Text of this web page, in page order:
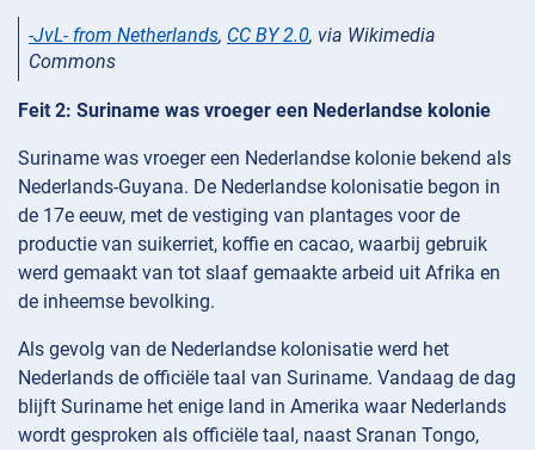
-JvL- from Netherlands, CC BY 2.0, via Wikimedia
Commons
Feit 2: Suriname was vroeger een Nederlandse kolonie
Suriname was vroeger een Nederlandse kolonie bekend als
Nederlands-Guyana. De Nederlandse kolonisatie begon in
de 17e eeuw, met de vestiging van plantages voor de
productie van suikerriet, koffie en cacao, waarbij gebruik
werd gemaakt van tot slaaf gemaakte arbeid uit Afrika en
de inheemse bevolking.
Als gevolg van de Nederlandse kolonisatie werd het
Nederlands de officiële taal van Suriname. Vandaag de dag
blijft Suriname het enige land in Amerika waar Nederlands
wordt gesproken als officiële taal, naast Sranan Tongo,